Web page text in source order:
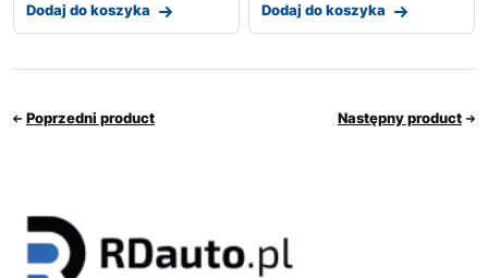
Dodaj do koszyka Dodaj do koszyka
Poprzedni product Następny product